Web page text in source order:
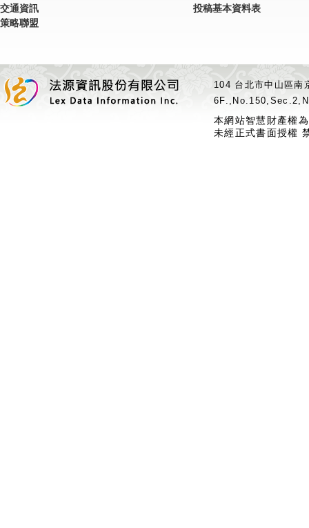
交通資訊
策略聯盟
投稿基本資料表
104 台北市中山區
本網站智慧財產權
未經正式書面授權